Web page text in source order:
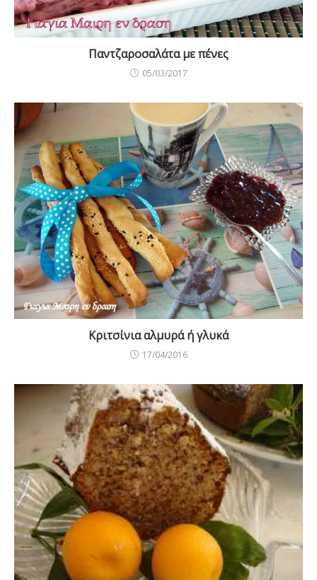
Παντζαροσαλάτα με πένες
05/03/2017
Κριτσίνια αλμυρά ή γλυκά
17/04/2016